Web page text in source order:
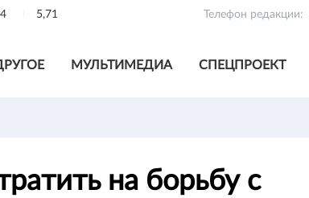
5,71 Телефон редакции:
МУЛЬТИМЕДИА СПЕЦПРОЕКТ
на борьбу с